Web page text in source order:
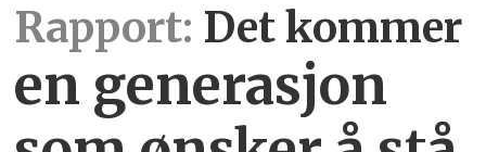
Rapport: Det kommer
en generasjon